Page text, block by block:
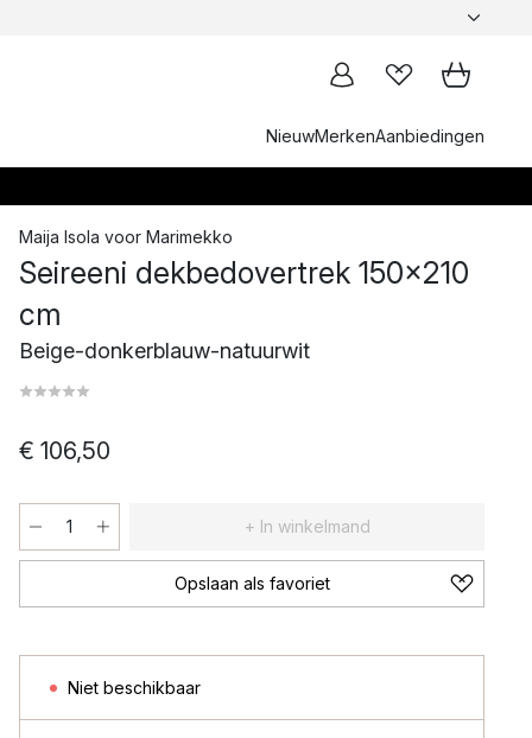
NieuwMerkenAanbiedingen
Maija Isola voor Marimekko
Seireeni dekbedovertrek 150x210
cm
Beige-donkerblauw-natuurwit
€ 106,50
+ In winkelmand
Opslaan als favoriet
Niet beschikbaar